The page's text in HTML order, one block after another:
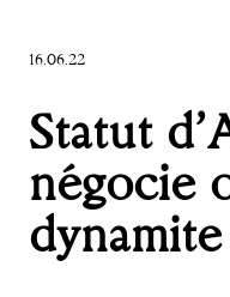
16.06.22
Statut
négocie
dynamite